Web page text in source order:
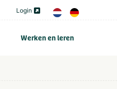
Login
Werken en leren